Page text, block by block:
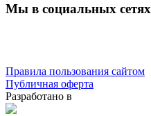
Мы в социальных сетях
Правила пользования сайтом
Публичная оферта
Разработано в